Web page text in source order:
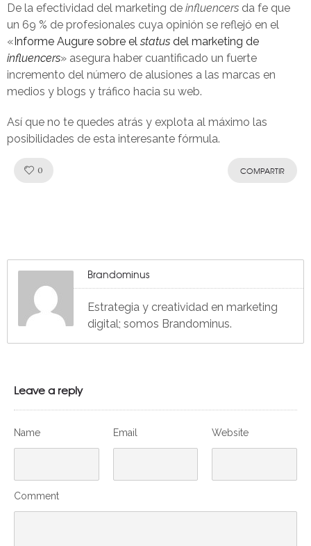
De la efectividad del marketing de influencers da fe que
un 69 % de profesionales cuya opinión se reflejó en el
«Informe Augure sobre elstatus del marketing de
influencers» asegura haber cuantificado un fuerte
incremento del número de alusiones a las marcas en
medios y blogs y tráfico hacia su web.
Así que no te quedes atrás y explota al máximo las
posibilidades de esta interesante fórmula.
0 COMPARTIR
Brandominus
Estrategia y creatividad en marketing
digital; somos Brandominus.
Leave a reply
Name Email Website
Comment